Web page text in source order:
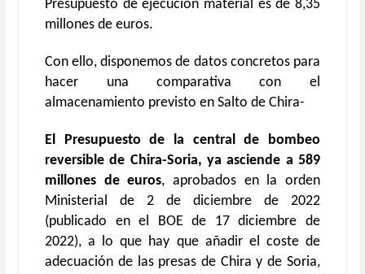
Presupuesto de ejecución material es de 8,35
millones de euros.
Con ello, disponemos de datos concretos para
hacer una comparativa con el
almacenamiento previsto en Salto de Chira-
El Presupuesto de la central de bombeo
reversible de Chira-Soria, ya asciende a 589
millones de euros, aprobados en la orden
Ministerial de 2 de diciembre de 2022
(publicado en el BOE de 17 diciembre de
2022), a lo que hay que añadir el coste de
adecuación de las presas de Chira y de Soria,